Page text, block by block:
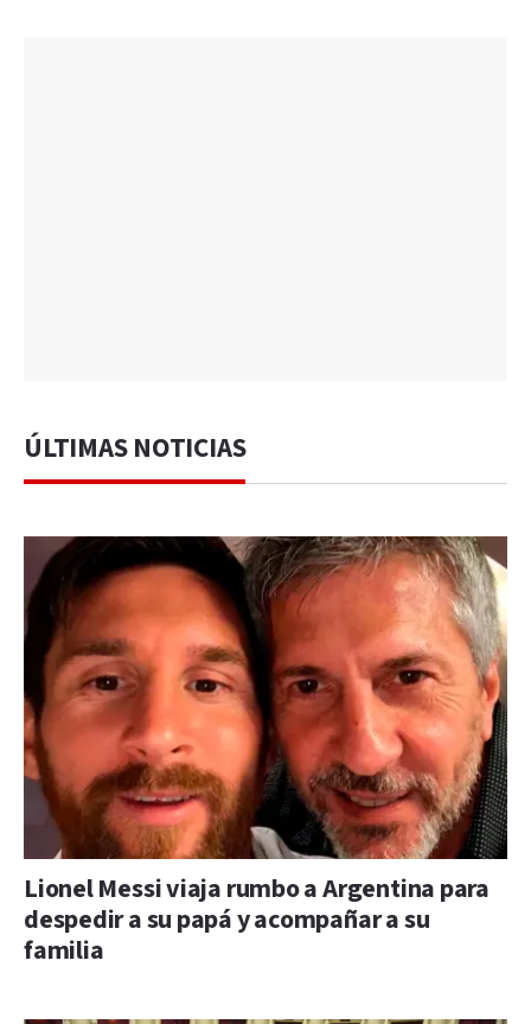
ÚLTIMAS NOTICIAS
Lionel Messi viaja rumbo a Argentina para
despedir a su papá y acompañar a su
familia